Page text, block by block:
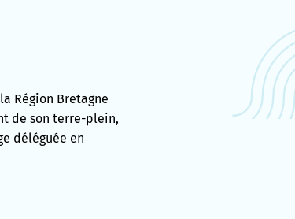
Région Bretagne
de son terre-plein,
déléguée en